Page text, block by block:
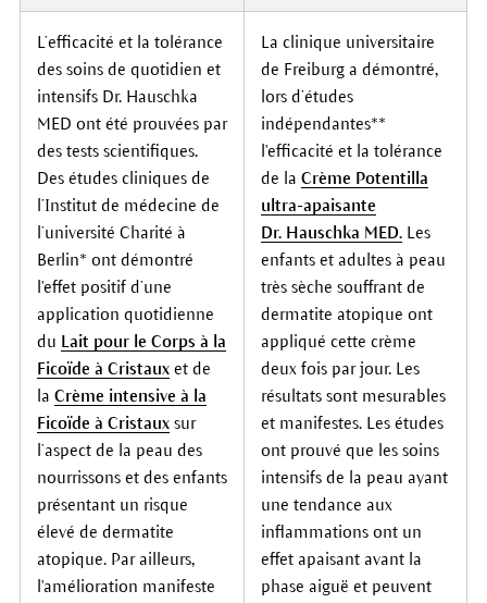
L’efficacité et la tolérance
des soins de quotidien et
intensifs Dr. Hauschka
MED ont été prouvées par
des tests scientifiques.
Des études cliniques de
l’Institut de médecine de
l’université Charité à
Berlin* ont démontré
l'effet positif d’une
application quotidienne
du Lait pour le Corps à la
Ficoïde à Cristauxet de
la Crème intensive à la
Ficoïde à Cristauxsur
l’aspect de la peau des
nourrissons et des enfants
présentant un risque
élevé de dermatite
atopique. Par ailleurs,
l'amélioration manifeste
La clinique universitaire
de Freiburg a démontré,
lors d’études
indépendantes**
l'efficacité et la tolérance
de la Crème Potentilla
ultra-apaisante
Dr. Hauschka MED.Les
enfants et adultes à peau
très sèche souffrant de
dermatite atopique ont
appliqué cette crème
deux fois par jour. Les
résultats sont mesurables
et manifestes. Les études
ont prouvé que les soins
intensifs de la peau ayant
une tendance aux
inflammations ont un
effet apaisant avant la
phase aiguë et peuvent